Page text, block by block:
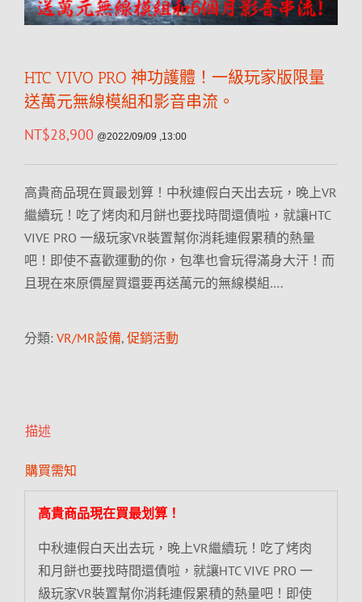
HTC VIVO PRO 神功護體！一級玩家版限量
送萬元無線模組和影音串流。
NT$28,900 @2022/09/09 ,13:00
高貴商品現在買最划算！中秋連假白天出去玩，晚上VR
繼續玩！吃了烤肉和月餅也要找時間還債啦，就讓HTC
VIVE PRO 一級玩家VR裝置幫你消耗連假累積的熱量
吧！即使不喜歡運動的你，包準也會玩得滿身大汗！而
且現在來原價屋買還要再送萬元的無線模組….
分類: VR/MR設備, 促銷活動
描述
購買需知
高貴商品現在買最划算！
中秋連假白天出去玩，晚上VR繼續玩！吃了烤肉
和月餅也要找時間還債啦，就讓HTC VIVE PRO 一
級玩家VR裝置幫你消耗連假累積的熱量吧！即使